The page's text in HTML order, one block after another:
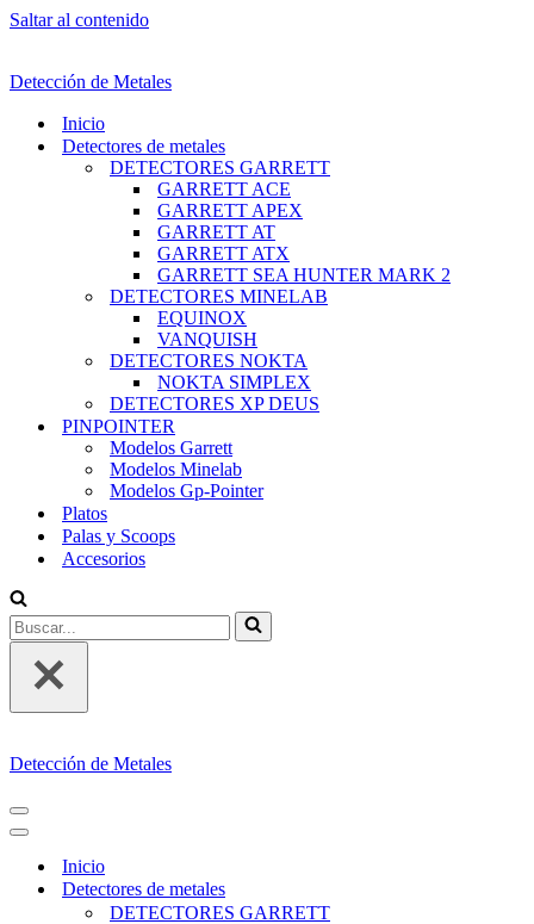
Saltar al contenido
Detección de Metales
Inicio
Detectores de metales
DETECTORES GARRETT
GARRETT ACE
GARRETT APEX
GARRETT AT
GARRETT ATX
GARRETT SEA HUNTER MARK 2
DETECTORES MINELAB
EQUINOX
VANQUISH
DETECTORES NOKTA
NOKTA SIMPLEX
DETECTORES XP DEUS
PINPOINTER
Modelos Garrett
Modelos Minelab
Modelos Gp-Pointer
Platos
Palas y Scoops
Accesorios
Buscar...
Detección de Metales
MENÚ
DE
NAVEGACIÓN
MENÚ
DE
NAVEGACIÓN
Inicio
Detectores de metales
DETECTORES GARRETT